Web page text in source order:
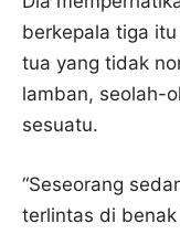
berkepala tiga
tua yang tidak
lamban, seolah-
sesuatu.
“Seseorang
terlintas di benak